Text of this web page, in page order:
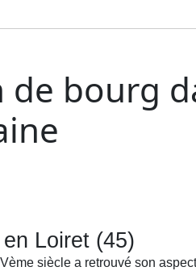
bourg
Loiret (45)
siècle a retrouvé son